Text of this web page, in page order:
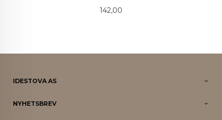
Pris
142,00
IDESTOVA AS
NYHETSBREV